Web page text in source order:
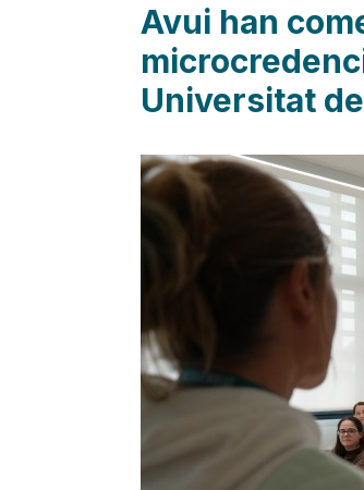
Avui han
Universitat